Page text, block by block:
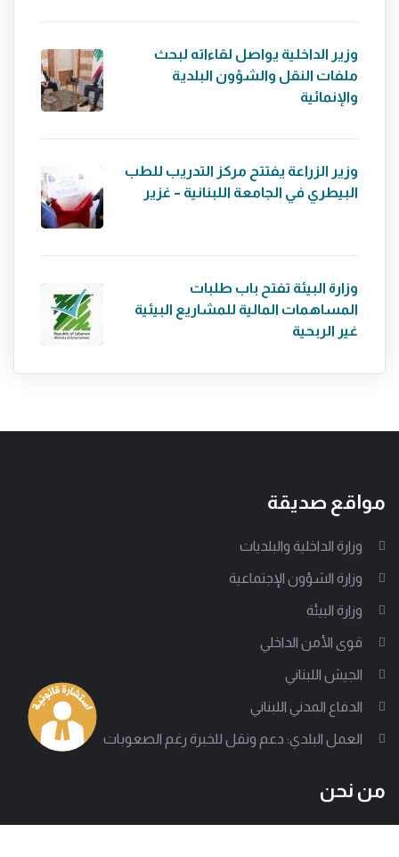
وزير الداخلية يواصل لقاءاته لبحث
ملفات النقل والشؤون البلدية
والإنمائية
وزير الزراعة يفتتح مركز التدريب للطب
البيطري في الجامعة اللبنانية – غزير
وزارة البيئة تفتح باب طلبات
المساهمات المالية للمشاريع البيئية
غير الربحية
مواقع صديقة
وزارة الداخلية والبلديات
وزارة الشؤون الإجتماعية
وزارة البيئة
قوى الأمن الداخلي
الجيش اللبناني
الدفاع المدني اللبناني
العمل البلدي: دعم ونقل للخبرة رغم الصعوبات
من نحن